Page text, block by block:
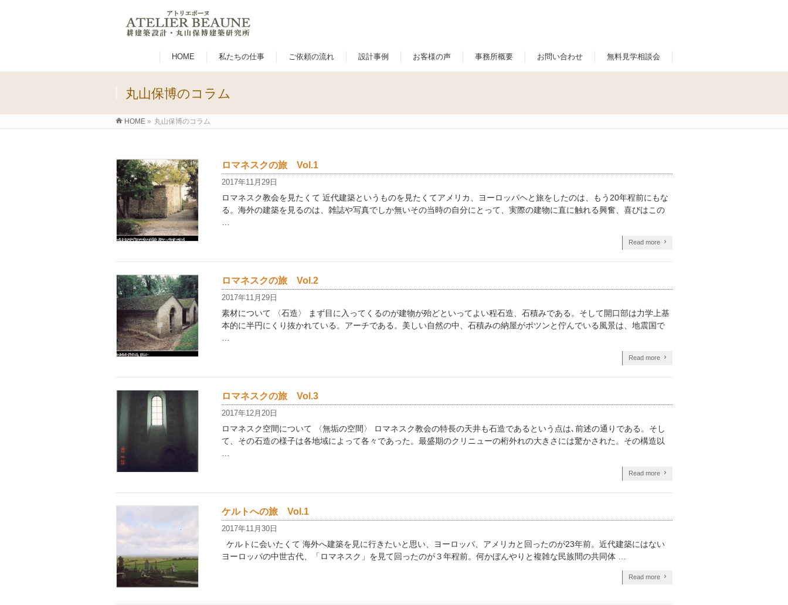
HOME 私たちの仕事 ご依頼の流れ 設計事例 お客様の声 事務所概要 お問い合わせ 無料見学相談会
丸山保博のコラム
HOME » 丸山保博のコラム
ロマネスクの旅 Vol.1
2017年11月29日
ロマネスク教会を見たくて 近代建築というものを見たくてアメリカ、ヨーロッパヘと旅をしたのは、もう20年程前にもな
る。海外の建築を見るのは、雑誌や写真でしか無いその当時の自分にとって、実際の建物に直に触れる興奮、喜びはこの
Read more
ロマネスクの旅 Vol.2
2017年11月29日
素材について 〈石造〉 まず目に入ってくるのが建物が殆どといってよい程石造、石積みである。そして開口部は力学上基
本的に半円にくり抜かれている。アーチである。美しい自然の中、石積みの納屋がポツンと佇んでいる風景は、地震国で
Read more
ロマネスクの旅 Vol.3
2017年12月20日
ロマネスク空間について 〈無垢の空間〉 ロマネスク教会の特長の天井も石造であるという点は､前述の通りである。そし
て、その石造の様子は各地域によって各々であった。最盛期のクリニューの桁外れの大きさには驚かされた。その構造以
Read more
ケルトへの旅 Vol.1
2017年11月30日
ケルトに会いたくて 海外へ建築を見に行きたいと思い、ヨーロッパ、アメリカと回ったのが23年前。近代建築にはない
ヨーロッパの中世古代、「ロマネスク」を見て回ったのが３年程前。何かぼんやりと複雑な民族間の共同体 …
Read more